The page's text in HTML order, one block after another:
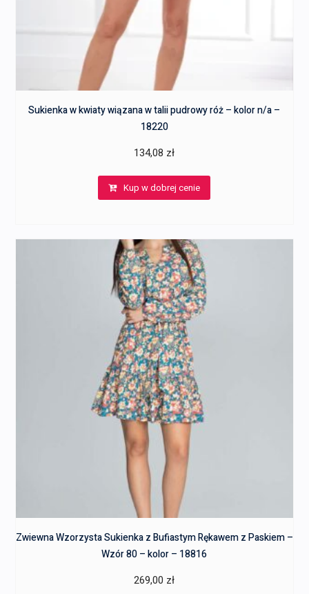
Sukienka w kwiaty wiązana w talii pudrowy róż – kolor n/a –
18220
134,08 zł
Kup w dobrej cenie
Zwiewna Wzorzysta Sukienka z Bufiastym Rękawem z Paskiem –
Wzór 80 – kolor – 18816
269,00 zł